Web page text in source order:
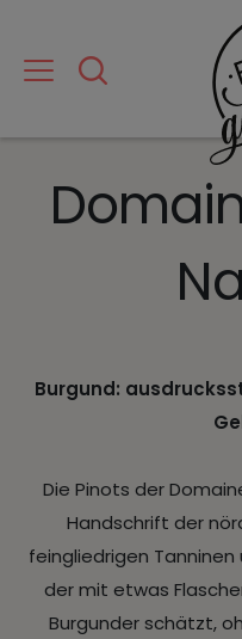
Burgund:
Die Pinots der
Handschrift der
feingliedrigen
der mit etwas
Burgunder schätzt,